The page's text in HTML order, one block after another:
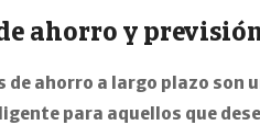
ahorro y
de ahorro a largo plazo son
para aquellos que